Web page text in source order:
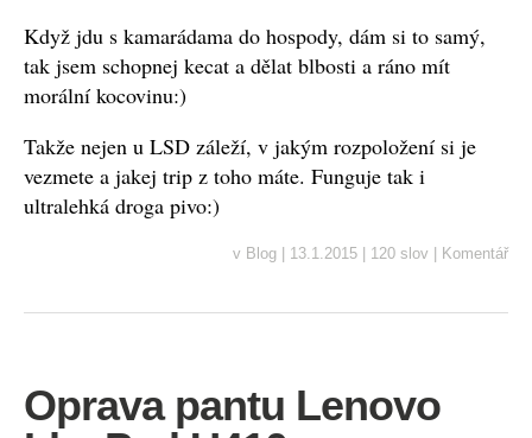
Když jdu s kamarádama do hospody, dám si to samý,
tak jsem schopnej kecat a dělat blbosti a ráno mít
morální kocovinu:)
Takže nejen u LSD záleží, v jakým rozpoložení si je
vezmete a jakej trip z toho máte. Funguje tak i
ultralehká droga pivo:)
v Blog 13.1.2015 120 slov Komentář
Oprava pantu Lenovo